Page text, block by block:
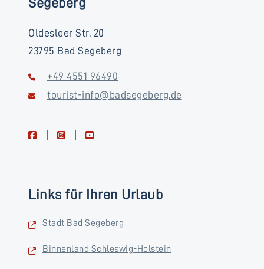
Segeberg
Oldesloer Str. 20
23795 Bad Segeberg
+49 4551 96490
tourist-info@badsegeberg.de
facebookinstagramyoutube
Links für Ihren Urlaub
Stadt Bad Segeberg
Binnenland Schleswig-Holstein